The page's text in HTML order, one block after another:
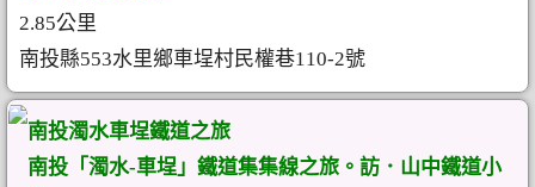
2.85公里
南投縣553水里鄉車埕村民權巷110-2號
南投濁水車埕鐵道之旅
南投「濁水-車埕」鐵道集集線之旅。訪．山中鐵道小